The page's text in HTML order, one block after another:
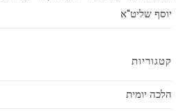
יוסף שליט"א
קטגוריות
הלכה יומית